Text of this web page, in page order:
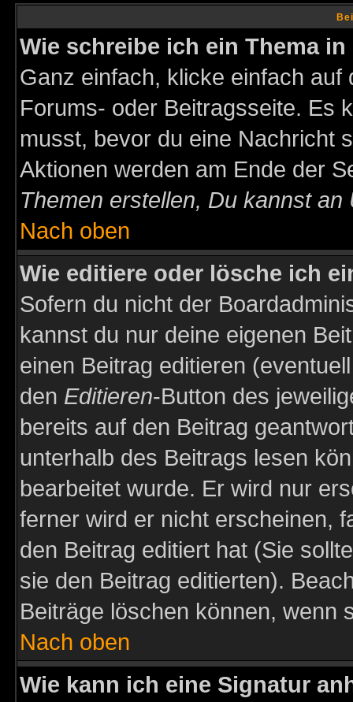
Wie schreibe ich ein Thema
Ganz einfach, klicke einfach
Forums- oder Beitragsseite. Es
musst, bevor du eine Nachricht
Aktionen werden am Ende der
Themen erstellen, Du kannst
Nach oben
Wie editiere oder lösche ich
Sofern du nicht der
kannst du nur deine eigenen
einen Beitrag editieren
den Editieren-Button des
bereits auf den Beitrag
unterhalb des Beitrags lesen
bearbeitet wurde. Er wird nur
ferner wird er nicht erscheinen,
den Beitrag editiert hat (Sie
sie den Beitrag editierten).
Beiträge löschen können, wenn
Nach oben
Wie kann ich eine Signatur